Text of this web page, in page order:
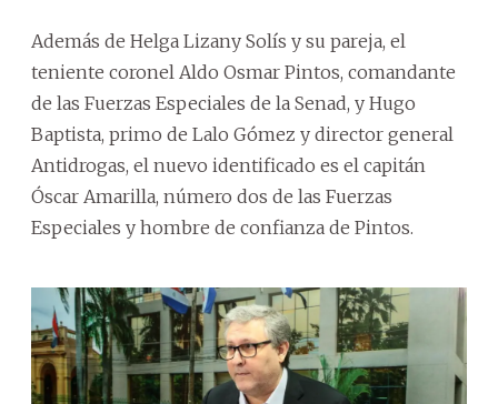
Además de Helga Lizany Solís y su pareja, el
teniente coronel Aldo Osmar Pintos, comandante
de las Fuerzas Especiales de la Senad, y Hugo
Baptista, primo de Lalo Gómez y director general
Antidrogas, el nuevo identificado es el capitán
Óscar Amarilla, número dos de las Fuerzas
Especiales y hombre de confianza de Pintos.